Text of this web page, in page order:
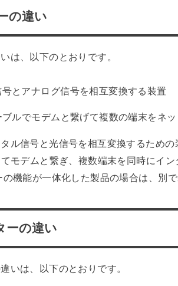
の違い
は、以下のとおりです。
とアナログ信号を相互変換する装置
ルでモデムと繋げて複数の端末をネ
ル信号と光信号を相互変換するため
モデムと繋ぎ、複数端末を同時にイ
機能が一体化した製品の場合は、別
ーの違い
いは、以下のとおりです。